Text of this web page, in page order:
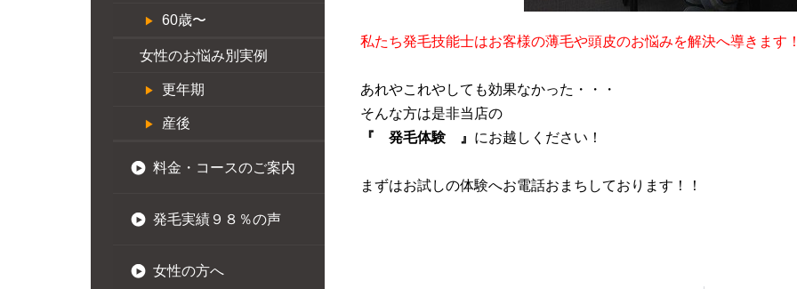
60歳〜
女性のお悩み別実例
更年期
産後
料金・コースのご案内
発毛実績９８％の声
女性の方へ
私たち発毛技能士はお客様の薄毛や頭皮のお悩みを解決へ導きます
あれやこれやしても効果なかった・・・
そんな方は是非当店の
『 発毛体験 』 にお越しください！
まずはお試しの体験へお電話おまちしております！！